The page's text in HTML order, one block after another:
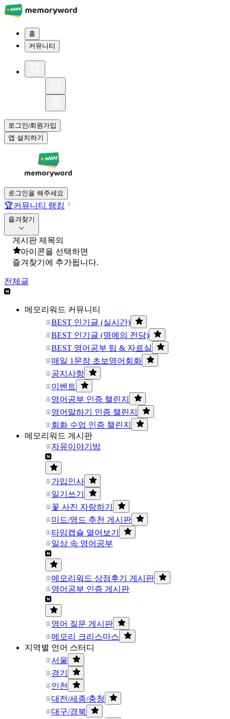
홈
커뮤니티
로그인/회원가입
앱 설치하기
로그인을 해주세요
🏆커뮤니티 랭킹
즐겨찾기
게시판 제목의
아이콘을 선택하면
즐겨찾기에 추가됩니다.
전체글
메모리워드 커뮤니티
BEST 인기글 (실시간)
BEST 인기글 (명예의 전당)
BEST 영어공부 팁 & 자료실
매일 1문장 초보영어회화
공지사항
이벤트
영어공부 인증 챌린지
영어말하기 인증 챌린지
회화 수업 인증 챌린지
메모리워드 게시판
자유이야기방
가입인사
일기쓰기
꽃 사진 자랑하기
미드/영드 추천 게시판
타임캡슐 열어보기
일상 속 영어공부
메모리워드 상점후기 게시판
영어공부 인증 게시판
영어 질문 게시판
메모리 크리스마스
지역별 언어 스터디
서울
경기
인천
대전/세종/충청
대구/경북